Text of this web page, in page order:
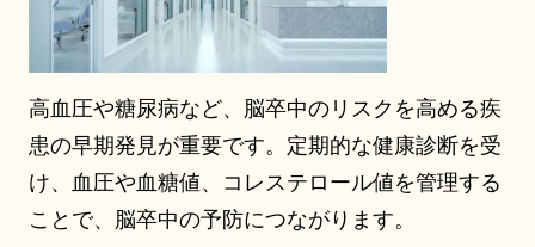
高血圧や糖尿病など、脳卒中のリスクを高める疾
患の早期発見が重要です。定期的な健康診断を受
け、血圧や血糖値、コレステロール値を管理する
ことで、脳卒中の予防につながります。